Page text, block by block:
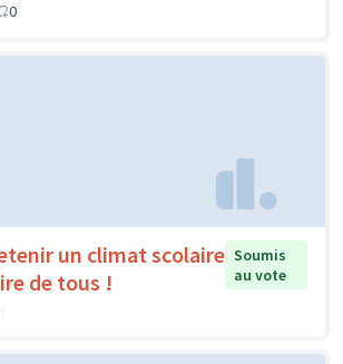
0
un climat scolaire
de tous !
Soumis
au vote